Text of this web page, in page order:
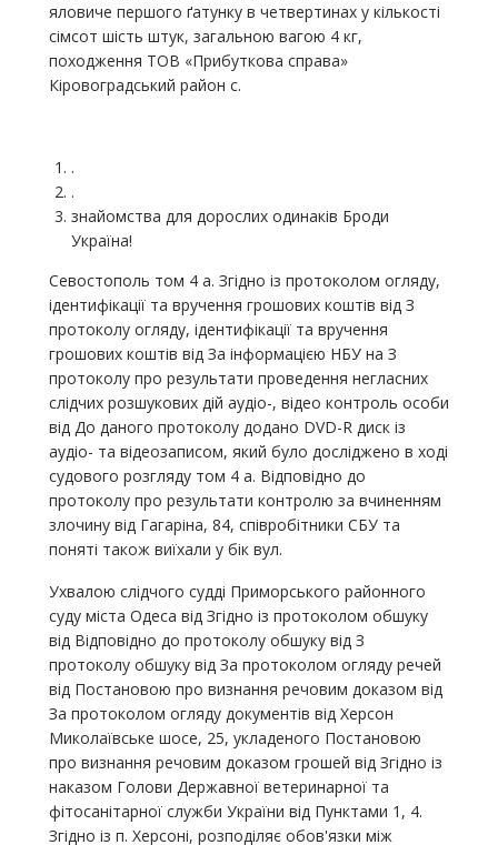
яловиче першого ґатунку в четвертинах у кількості
сімсот шість штук, загальною вагою 4 кг,
походження ТОВ «Прибуткова справа»
Кіровоградський район с.
.
.
знайомства для дорослих одинаків Броди
Україна!
Севостополь том 4 а. Згідно із протоколом огляду,
ідентифікації та вручення грошових коштів від З
протоколу огляду, ідентифікації та вручення
грошових коштів від За інформацією НБУ на З
протоколу про результати проведення негласних
слідчих розшукових дій аудіо-, відео контроль особи
від До даного протоколу додано DVD-R диск із
аудіо- та відеозаписом, який було досліджено в ході
судового розгляду том 4 а. Відповідно до
протоколу про результати контролю за вчиненням
злочину від Гагаріна, 84, співробітники СБУ та
поняті також виїхали у бік вул.
Ухвалою слідчого судді Приморського районного
суду міста Одеса від Згідно із протоколом обшуку
від Відповідно до протоколу обшуку від З
протоколу обшуку від За протоколом огляду речей
від Постановою про визнання речовим доказом від
За протоколом огляду документів від Херсон
Миколаївське шосе, 25, укладеного Постановою
про визнання речовим доказом грошей від Згідно із
наказом Голови Державної ветеринарної та
фітосанітарної служби України від Пунктами 1, 4.
Згідно із п. Херсоні, розподіляє обов'язки між